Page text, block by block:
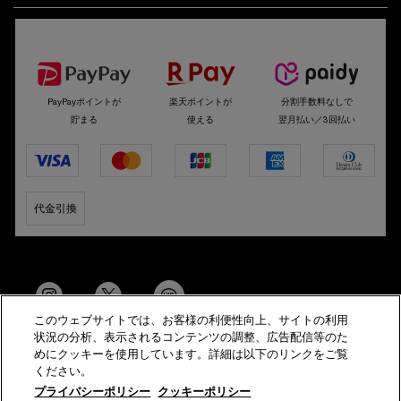
PayPayポイントが
貯まる
楽天ポイントが
使える
分割手数料なしで
翌月払い／3回払い
代金引換
© Helena Rubinstein All Rights Reserved
このウェブサイトでは、お客様の利便性向上、サイトの利用
状況の分析、表示されるコンテンツの調整、広告配信等のた
めにクッキーを使用しています。詳細は以下のリンクをご覧
ください。
プライバシーポリシー クッキーポリシー